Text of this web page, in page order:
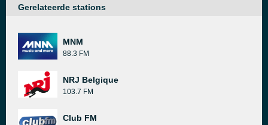
Gerelateerde stations
MNM
88.3 FM
NRJ Belgique
103.7 FM
Club FM